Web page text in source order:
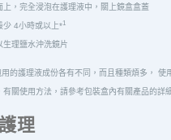
上，完全浸泡在護理液中，關上鏡盒盒蓋
少 4小時或以上*1
生理鹽水沖洗鏡片
用的護理液成份各有不同，而且種類煩多， 使
有關使用方法，請參考包裝盒內有關產品的詳
理